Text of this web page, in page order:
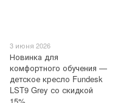
3 июня 2026
Новинка для
комфортного обучения —
детское кресло Fundesk
LST9 Grey со скидкой